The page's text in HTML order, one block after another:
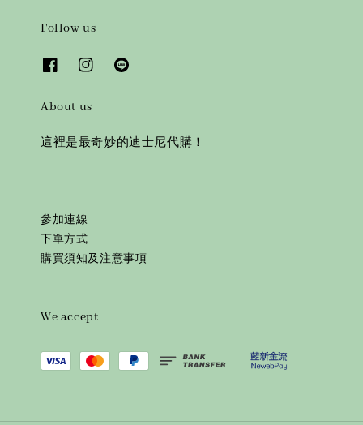
Follow us
About us
這裡是最奇妙的迪士尼代購！
參加連線
下單方式
購買須知及注意事項
We accept